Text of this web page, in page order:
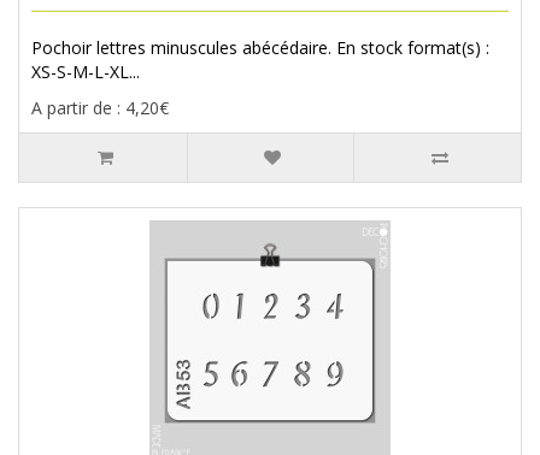
Pochoir lettres minuscules abécédaire. En stock format(s) :
XS-S-M-L-XL...
A partir de : 4,20€